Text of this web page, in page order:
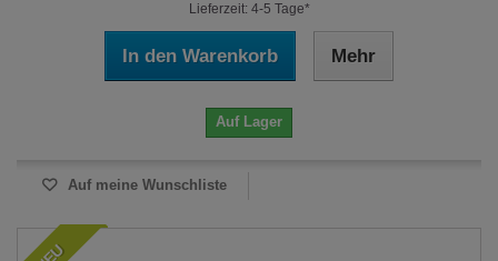
Lieferzeit: 4-5 Tage*
In den Warenkorb Mehr
Auf Lager
Auf meine Wunschliste